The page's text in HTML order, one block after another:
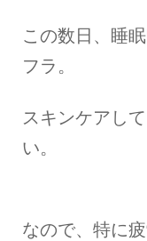
この数日、睡
フラ。
スキンケアし
い。
なので、特に